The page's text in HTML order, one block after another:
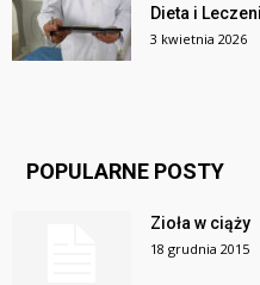
Dieta i
3 kwietnia 2026
POPULARNE POSTY
Zioła w ciąży
18 grudnia 2015